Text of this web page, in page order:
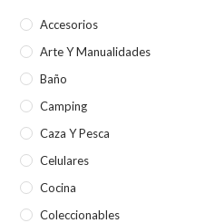
Accesorios
Arte Y Manualidades
Baño
Camping
Caza Y Pesca
Celulares
Cocina
Coleccionables